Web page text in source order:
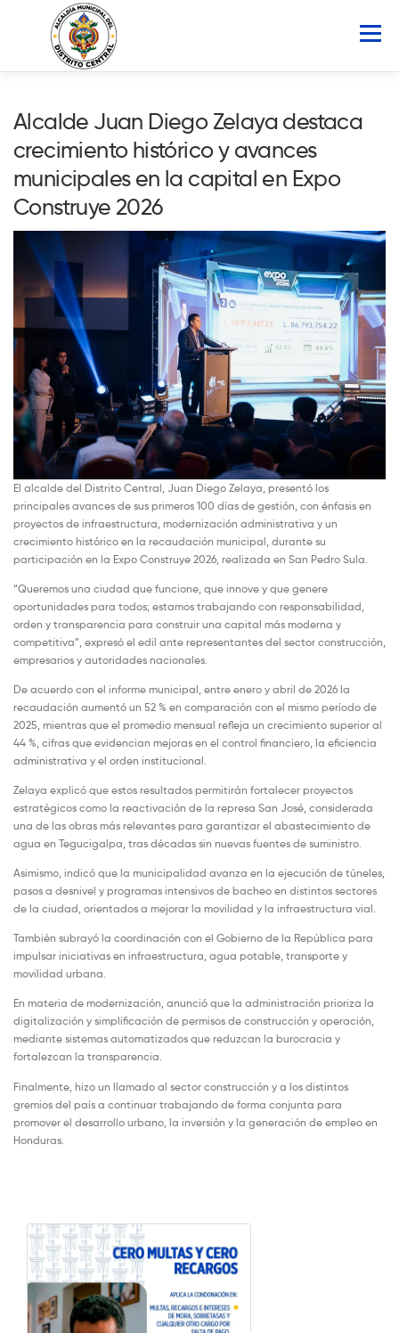
Menú
ATLAS MUNICIPAL COCOIN
PORTAL DE TRANSPARENCIA
Buscar:
Alcalde Juan Diego Zelaya destaca
crecimiento histórico y avances
municipales en la capital en Expo
Construye 2026
El alcalde del Distrito Central, Juan Diego Zelaya, presentó los
principales avances de sus primeros 100 días de gestión, con énfasis en
proyectos de infraestructura, modernización administrativa y un
crecimiento histórico en la recaudación municipal, durante su
participación en la Expo Construye 2026, realizada en San Pedro Sula.
“Queremos una ciudad que funcione, que innove y que genere
oportunidades para todos; estamos trabajando con responsabilidad,
orden y transparencia para construir una capital más moderna y
competitiva”, expresó el edil ante representantes del sector construcción,
empresarios y autoridades nacionales.
De acuerdo con el informe municipal, entre enero y abril de 2026 la
recaudación aumentó un 52 % en comparación con el mismo período de
2025, mientras que el promedio mensual refleja un crecimiento superior al
44 %, cifras que evidencian mejoras en el control financiero, la eficiencia
administrativa y el orden institucional.
Zelaya explicó que estos resultados permitirán fortalecer proyectos
estratégicos como la reactivación de la represa San José, considerada
una de las obras más relevantes para garantizar el abastecimiento de
agua en Tegucigalpa, tras décadas sin nuevas fuentes de suministro.
Asimismo, indicó que la municipalidad avanza en la ejecución de túneles,
pasos a desnivel y programas intensivos de bacheo en distintos sectores
de la ciudad, orientados a mejorar la movilidad y la infraestructura vial.
También subrayó la coordinación con el Gobierno de la República para
impulsar iniciativas en infraestructura, agua potable, transporte y
movilidad urbana.
En materia de modernización, anunció que la administración prioriza la
digitalización y simplificación de permisos de construcción y operación,
mediante sistemas automatizados que reduzcan la burocracia y
fortalezcan la transparencia.
Finalmente, hizo un llamado al sector construcción y a los distintos
gremios del país a continuar trabajando de forma conjunta para
promover el desarrollo urbano, la inversión y la generación de empleo en
Honduras.